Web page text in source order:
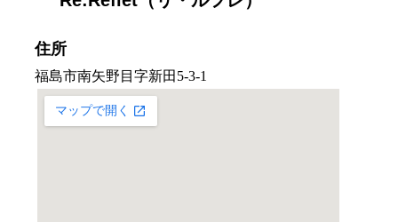
住所